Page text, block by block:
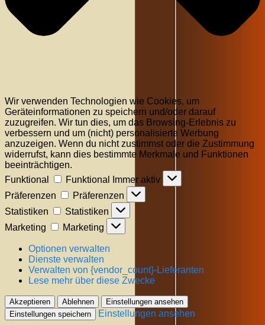
Wir verwenden Technologien wie Cookies, um
Geräteinformationen zu speichern und/oder darauf
zuzugreifen. Wir tun dies, um das Browsing-Erlebnis zu
verbessern und um (nicht) personalisierte Werbung
anzuzeigen. Wenn du nicht zustimmst oder die Zustimmung
widerrufst, kann dies bestimmte Merkmale und Funktionen
beeinträchtigen.
Funktional
Funktional
Immer aktiv
Präferenzen
Präferenzen
Statistiken
Statistiken
Marketing
Marketing
Optionen verwalten
Dienste verwalten
Verwalten von {vendor_count}-Lieferanten
Lese mehr über diese Zwecke
Akzeptieren Ablehnen
Einstellungen ansehen
Einstellungen speichern
Einstellungen ansehen